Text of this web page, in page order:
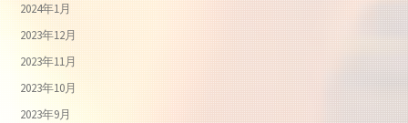
2024年1月
2023年12月
2023年11月
2023年10月
2023年9月